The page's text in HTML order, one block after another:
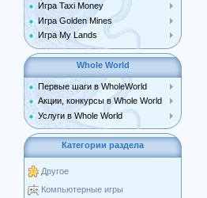
Игра Taxi Money
Игра Golden Mines
Игра My Lands
Whole World
Первые шаги в WholeWorld
Акции, конкурсы в Whole World
Услуги в Whole World
Категории раздела
Другое
Компьютерные игры